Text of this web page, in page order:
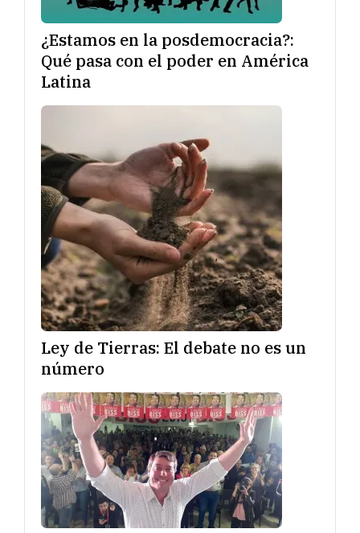
¿Estamos en la posdemocracia?:
Qué pasa con el poder en América
Latina
Ley de Tierras: El debate no es un
número